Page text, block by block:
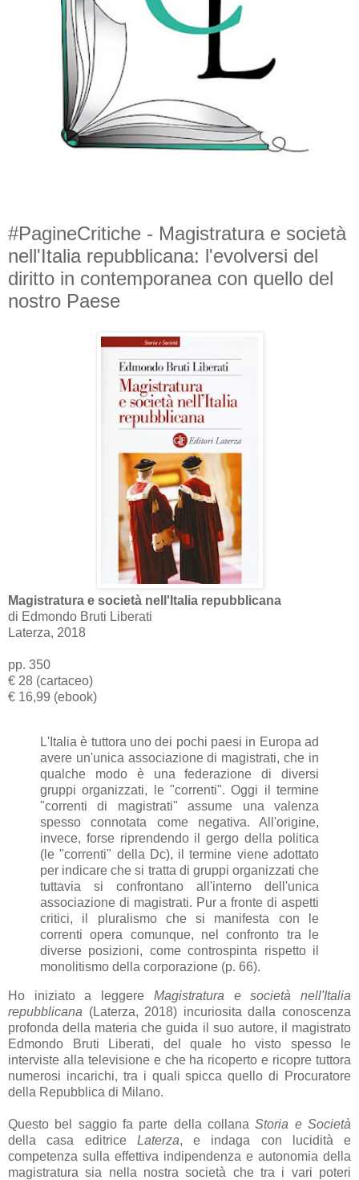
#PagineCritiche - Magistratura e società
nell'Italia repubblicana: l'evolversi del
diritto in contemporanea con quello del
nostro Paese
Magistratura e società nell'Italia repubblicana
di Edmondo Bruti Liberati
Laterza, 2018
pp. 350
€ 28 (cartaceo)
€ 16,99 (ebook)
L'Italia è tuttora uno dei pochi paesi in Europa ad
avere un'unica associazione di magistrati, che in
qualche modo è una federazione di diversi
gruppi organizzati, le "correnti". Oggi il termine
"correnti di magistrati" assume una valenza
spesso connotata come negativa. All'origine,
invece, forse riprendendo il gergo della politica
(le "correnti" della Dc), il termine viene adottato
per indicare che si tratta di gruppi organizzati che
tuttavia si confrontano all'interno dell'unica
associazione di magistrati. Pur a fronte di aspetti
critici, il pluralismo che si manifesta con le
correnti opera comunque, nel confronto tra le
diverse posizioni, come controspinta rispetto il
monolitismo della corporazione (p. 66).
Ho iniziato a leggere Magistratura e società nell'Italia
repubblicana (Laterza, 2018) incuriosita dalla conoscenza
profonda della materia che guida il suo autore, il magistrato
Edmondo Bruti Liberati, del quale ho visto spesso le
interviste alla televisione e che ha ricoperto e ricopre tuttora
numerosi incarichi, tra i quali spicca quello di Procuratore
della Repubblica di Milano.
Questo bel saggio fa parte della collanaStoria e Società
della casa editrice Laterza, e indaga con lucidità e
competenza sulla effettiva indipendenza e autonomia della
magistratura sia nella nostra società che tra i vari poteri